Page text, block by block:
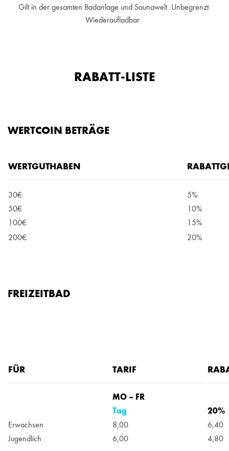
Gilt in der gesamten Badanlage und Saunawelt. Unbegrenzt.
Wiederaufladbar.
RABATT-LISTE
WERTCOIN BETRÄGE
WERTGUTHABEN
30€
5%
50€
10%
100€
15%
200€
20%
FREIZEITBAD
FÜR TARIF
MO – FR
Tag
20%
Erwachsen
8,00
6,40
Jugendlich
6,00 4,80